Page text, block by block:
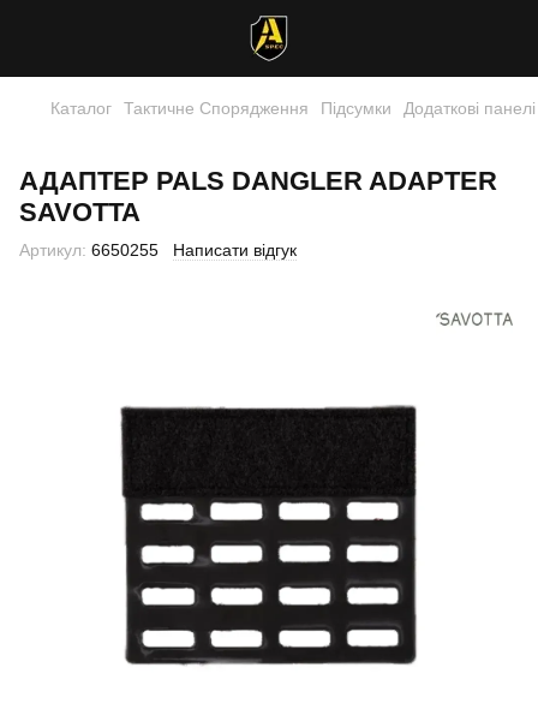
Каталог Тактичне Спорядження Підсумки Додаткові панелі
АДАПТЕР PALS DANGLER ADAPTER
SAVOTTA
Артикул: 6650255 Написати відгук